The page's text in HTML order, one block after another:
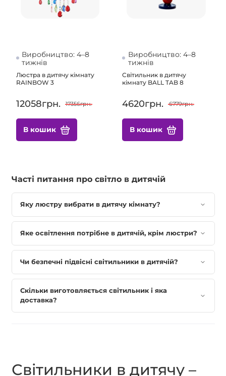
Виробництво: 4–8
тижнів
Люстра в дитячу кімнату
RAINBOW 3
12058грн. 17356грн.
В кошик
Виробництво: 4–8
тижнів
Світильник в дитячу
кімнату BALL TAB 8
4620грн. 6779грн.
В кошик
Часті питання про світло в дитячій
Яку люстру вибрати в дитячу кімнату?
Яке освітлення потрібне в дитячій, крім люстри?
Чи безпечні підвісні світильники в дитячій?
Скільки виготовляється світильник і яка
доставка?
Світильники в дитячу –